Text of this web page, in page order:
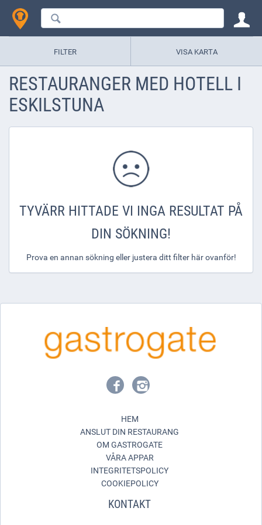
FILTER VISA KARTA
RESTAURANGER MED HOTELL I
ESKILSTUNA
TYVÄRR HITTADE VI INGA RESULTAT PÅ
DIN SÖKNING!
Prova en annan sökning eller justera ditt filter här ovanför!
HEM
ANSLUT DIN RESTAURANG
OM GASTROGATE
VÅRA APPAR
INTEGRITETSPOLICY
COOKIEPOLICY
KONTAKT